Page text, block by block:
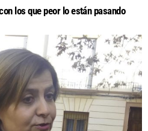
los que peor lo están pasando